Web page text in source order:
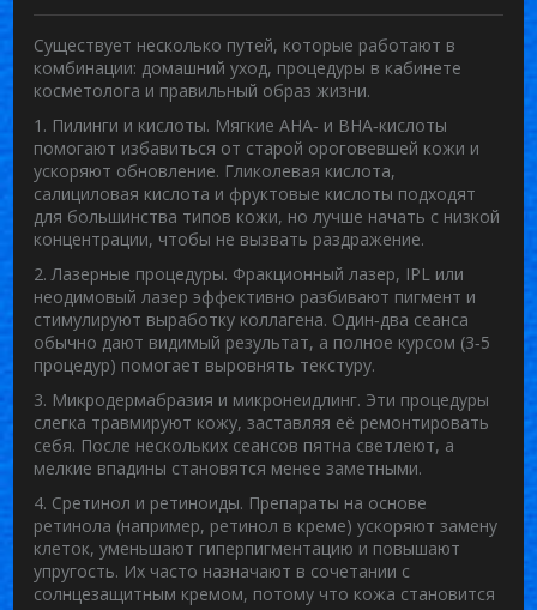
Существует несколько путей, которые работают в
комбинации: домашний уход, процедуры в кабинете
косметолога и правильный образ жизни.
1. Пилинги и кислоты. Мягкие AHA‑ и BHA‑кислоты
помогают избавиться от старой ороговевшей кожи и
ускоряют обновление. Гликолевая кислота,
салициловая кислота и фруктовые кислоты подходят
для большинства типов кожи, но лучше начать с низкой
концентрации, чтобы не вызвать раздражение.
2. Лазерные процедуры. Фракционный лазер, IPL или
неодимовый лазер эффективно разбивают пигмент и
стимулируют выработку коллагена. Один‑два сеанса
обычно дают видимый результат, а полное курсом (3‑5
процедур) помогает выровнять текстуру.
3. Микродермабразия и микронеидлинг. Эти процедуры
слегка травмируют кожу, заставляя её ремонтировать
себя. После нескольких сеансов пятна светлеют, а
мелкие впадины становятся менее заметными.
4. Сретинол и ретиноиды. Препараты на основе
ретинола (например, ретинол в креме) ускоряют замену
клеток, уменьшают гиперпигментацию и повышают
упругость. Их часто назначают в сочетании с
солнцезащитным кремом, потому что кожа становится